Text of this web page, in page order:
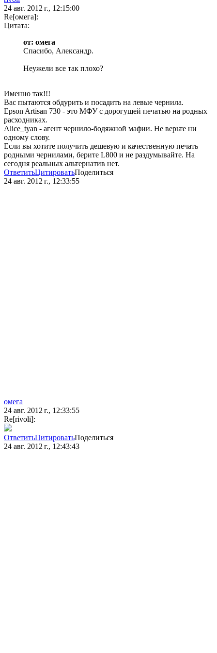
24 авг. 2012 г., 12:15:00
Re[омега]:
Цитата:
от: омега
Спасибо, Александр.
Неужели все так плохо?
Именно так!!!
Вас пытаются обдурить и посадить на левые чернила.
Epson Artisan 730 - это МФУ с дорогущей печатью на родных
расходниках.
Alice_tyan - агент чернило-бодяжной мафии. Не верьте ни
одному слову.
Если вы хотите получить дешевую и качественную печать
родными чернилами, берите L800 и не раздумывайте. На
сегодня реальных альтернатив нет.
ОтветитьЦитироватьПоделиться
24 авг. 2012 г., 12:33:55
омега
24 авг. 2012 г., 12:33:55
Re[rivoli]:
ОтветитьЦитироватьПоделиться
24 авг. 2012 г., 12:43:43